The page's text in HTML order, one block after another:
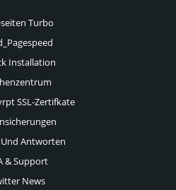
Turbo
Installation
SSL-Zertifkate
Und Antworten
& Support
News